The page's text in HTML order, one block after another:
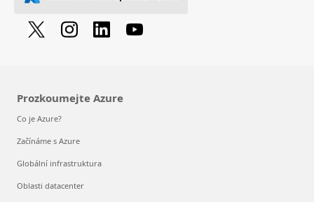
Prozkoumejte Azure
Co je Azure?
Začínáme s Azure
Globální infrastruktura
Oblasti datacenter